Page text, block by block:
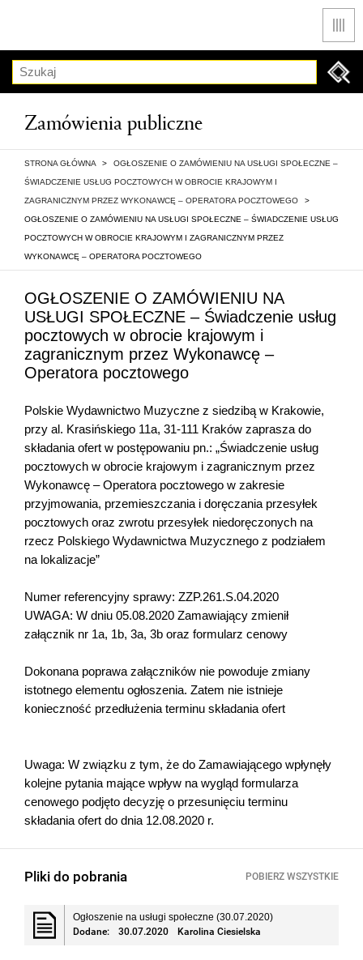
Szukaj
Zamówienia publiczne
STRONA GŁÓWNA > OGŁOSZENIE O ZAMÓWIENIU NA USŁUGI SPOŁECZNE –
ŚWIADCZENIE USŁUG POCZTOWYCH W OBROCIE KRAJOWYM I
ZAGRANICZNYM PRZEZ WYKONAWCĘ – OPERATORA POCZTOWEGO >
OGŁOSZENIE O ZAMÓWIENIU NA USŁUGI SPOŁECZNE – ŚWIADCZENIE USŁUG
POCZTOWYCH W OBROCIE KRAJOWYM I ZAGRANICZNYM PRZEZ
WYKONAWCĘ – OPERATORA POCZTOWEGO
OGŁOSZENIE O ZAMÓWIENIU NA
USŁUGI SPOŁECZNE – Świadczenie usług
pocztowych w obrocie krajowym i
zagranicznym przez Wykonawcę –
Operatora pocztowego
Polskie Wydawnictwo Muzyczne z siedzibą w Krakowie,
przy al. Krasińskiego 11a, 31-111 Kraków zaprasza do
składania ofert w postępowaniu pn.: „Świadczenie usług
pocztowych w obrocie krajowym i zagranicznym przez
Wykonawcę – Operatora pocztowego w zakresie
przyjmowania, przemieszczania i doręczania przesyłek
pocztowych oraz zwrotu przesyłek niedoręczonych na
rzecz Polskiego Wydawnictwa Muzycznego z podziałem
na lokalizacje”
Numer referencyjny sprawy: ZZP.261.S.04.2020
UWAGA: W dniu 05.08.2020 Zamawiający zmienił
załącznik nr 1a, 1b, 3a, 3b oraz formularz cenowy
Dokonana poprawa załączników nie powoduje zmiany
istotnego elementu ogłoszenia. Zatem nie istnieje
konieczność przedłużenia terminu składania ofert
Uwaga: W związku z tym, że do Zamawiającego wpłynęły
kolejne pytania mające wpływ na wygląd formularza
cenowego podjęto decyzję o przesunięciu terminu
składania ofert do dnia 12.08.2020 r.
Pliki do pobrania POBIERZ WSZYSTKIE
Ogłoszenie na usługi społeczne (30.07.2020)
Dodane:
30.07.2020 Karolina Ciesielska